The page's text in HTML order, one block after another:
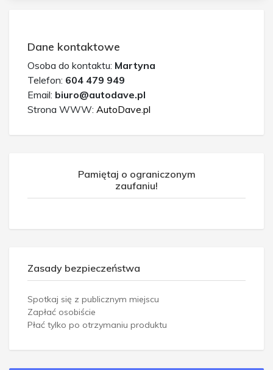
Dane kontaktowe
Osoba do kontaktu: Martyna
Telefon: 604 479 949
Email: biuro@autodave.pl
Strona WWW: AutoDave.pl
Pamiętaj o ograniczonym
zaufaniu!
Zasady bezpieczeństwa
Spotkaj się z publicznym miejscu
Zapłać osobiście
Płać tylko po otrzymaniu produktu